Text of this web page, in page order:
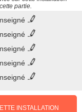
partie.
INSTALLATION